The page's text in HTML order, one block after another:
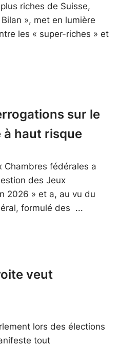
riches de Suisse,
», met en lumière
les « super-riches » et
sur le
haut risque
Chambres fédérales a
des Jeux
2026 » et a, au vu du
formulé des
veut
lors des élections
tout